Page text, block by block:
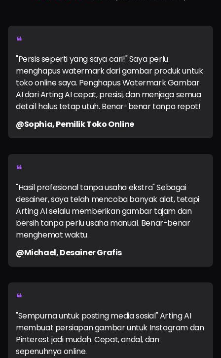
❝
"Persis seperti yang saya cari!" Saya perlu
menghapus watermark dari gambar produk untuk
toko online saya. Penghapus Watermark Gambar
AI dari Arting AI cepat, presisi, dan menjaga semua
detail halus tetap utuh. Benar-benar tanpa repot!
@Sophia, Pemilik Toko Online
❝
"Hasil profesional tanpa usaha ekstra" Sebagai
desainer, saya telah mencoba banyak alat, tetapi
Arting AI selalu memberikan gambar tajam dan
bersih tanpa perlu usaha manual. Benar-benar
menghemat waktu.
@Michael, Desainer Grafis
❝
"Sempurna untuk posting media sosial" Arting AI
membuat persiapan gambar untuk Instagram dan
Pinterest jadi mudah. Cepat, andal, dan
sepenuhnya online.